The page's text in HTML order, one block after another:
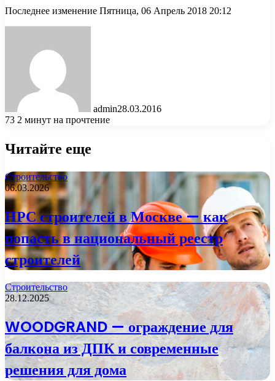
Последнее изменение Пятница, 06 Апрель 2018 20:12
admin28.03.2016
73 2 минут на прочтение
Читайте еще
Строительство
06.03.2026
НРС строителей в Москве — как
попасть в национальный реестр
строителей
Строительство
28.12.2025
WOODGRAND — ограждение для
балкона из ДПК и современные
решения для дома